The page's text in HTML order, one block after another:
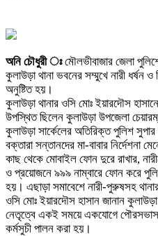
অনি চৌধুরী ঃমৌলভীবাজার জেলা
কুলাউড়া থানা ভবনের সম্মুখে নারী ধর্ষন
অনুষ্টিত হয়।
কুলাউড়া থানার ওসি মোঃ ইয়ারদৌস
উপস্থিত ছিলেন কুলাউড়া উপজেলা
কুলাউড়া সার্কেলের অতিরিক্ত পুলিশ
বক্তারা সন্তানদের মা-বাবার নির্দেশনা
কাছ থেকে মোবাইল ফোন দুরে রাখার,
ও প্রয়োজনে ৯৯৯ নাম্বারে ফোন করে
হয়। এছাড়া সমাবেশে নারী-পুরুষসহ
ওসি মোঃ ইয়ারদৌস হাসান জানান কুলাউড়া
নেতৃত্বে একই সময়ে একযোগে
কর্মসুচী পালন করা হয়।